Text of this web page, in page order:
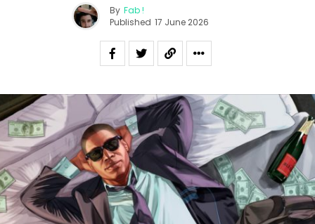
By Fab !
Published 17 June 2026